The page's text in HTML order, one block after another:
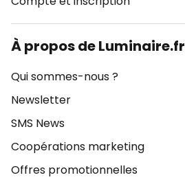
À propos de Luminaire.fr
Qui sommes-nous ?
Newsletter
SMS News
Coopérations marketing
Offres promotionnelles